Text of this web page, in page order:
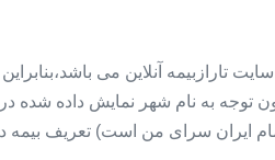
تارازبیمه آنلاین می
به نام شهر نمایش داده شده در
ایران سرای من است) تعریف بیمه